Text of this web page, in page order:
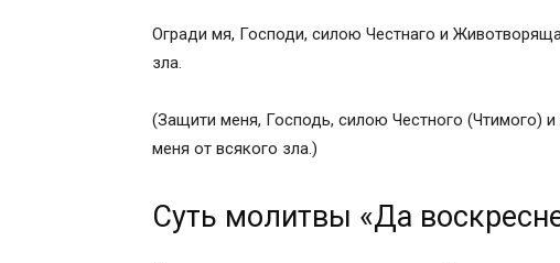
Огради мя, Господи, силою Честнаго и
зла.
(Защити меня, Господь, силою Честного (Чтимого)
меня от всякого зла.)
Суть молитвы «Да